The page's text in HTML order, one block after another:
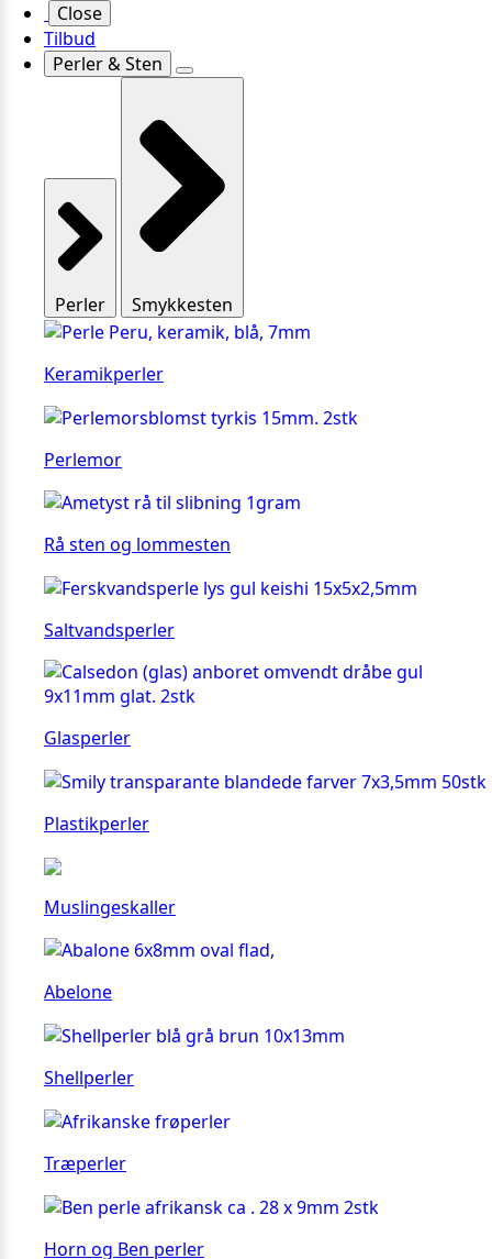
Close
Tilbud
Perler & Sten
Perler Smykkesten
Keramikperler
Perlemor
Rå sten og lommesten
Saltvandsperler
Glasperler
Plastikperler
Muslingeskaller
Abelone
Shellperler
Træperler
Horn og Ben perler